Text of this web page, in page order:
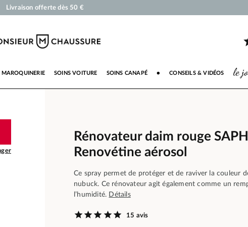
pour chaussures, sneakers et maroquinerie
en 3x 4x par carte bancaire dès 50 €
MAROQUINERIE SOINS VOITURE SOINS CANAPÉ ● CONSEILS & VIDÉOS le
Rénovateur daim rouge
Renovétine aérosol
Ce spray permet de protéger et de raviver la couleur
nubuck. Ce rénovateur agit également comme un
l’humidité. Détails
15 avis